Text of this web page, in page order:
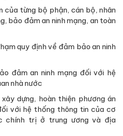
của từng bộ phận, cán bộ, nhân
bảo đảm an ninh mạng, an toàn
quy định về đảm bảo an ninh
đảm an ninh mạng đối với hệ
nhà nước
dựng, hoàn thiện phương án
với hệ thống thông tin của cơ
chính trị ở trung ương và địa